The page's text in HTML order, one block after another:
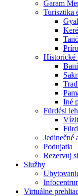
Garam
Turisztika
Historické
Iné
Fürdési
Jedinečné
Podujatia
Rezervuj
Služby
Virtuálne